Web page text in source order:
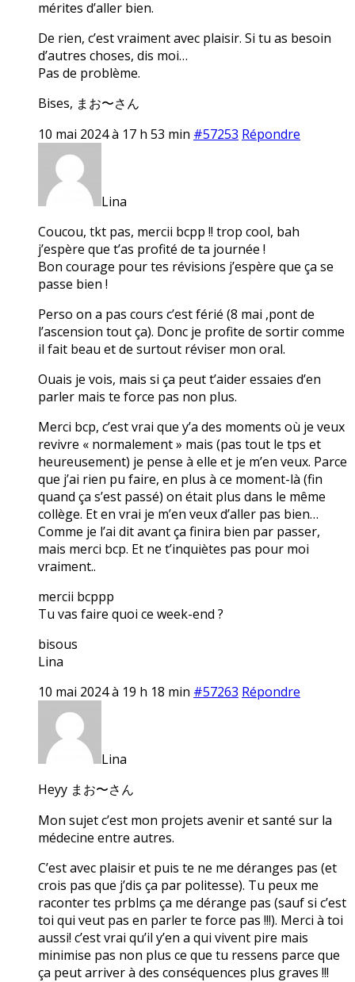
mérites d’aller bien.
De rien, c’est vraiment avec plaisir. Si tu as besoin
d’autres choses, dis moi…
Pas de problème.
Bises, まお〜さん
10 mai 2024 à 17 h 53 min #57253 Répondre
Lina
Coucou, tkt pas, mercii bcpp !! trop cool, bah
j’espère que t’as profité de ta journée !
Bon courage pour tes révisions j’espère que ça se
passe bien !
Perso on a pas cours c’est férié (8 mai ,pont de
l’ascension tout ça). Donc je profite de sortir comme
il fait beau et de surtout réviser mon oral.
Ouais je vois, mais si ça peut t’aider essaies d’en
parler mais te force pas non plus.
Merci bcp, c’est vrai que y’a des moments où je veux
revivre « normalement » mais (pas tout le tps et
heureusement) je pense à elle et je m’en veux. Parce
que j’ai rien pu faire, en plus à ce moment-là (fin
quand ça s’est passé) on était plus dans le même
collège. Et en vrai je m’en veux d’aller pas bien…
Comme je l’ai dit avant ça finira bien par passer,
mais merci bcp. Et ne t’inquiètes pas pour moi
vraiment..
mercii bcppp
Tu vas faire quoi ce week-end ?
bisous
Lina
10 mai 2024 à 19 h 18 min #57263 Répondre
Lina
Heyy まお〜さん
Mon sujet c’est mon projets avenir et santé sur la
médecine entre autres.
C’est avec plaisir et puis te ne me déranges pas (et
crois pas que j’dis ça par politesse). Tu peux me
raconter tes prblms ça me dérange pas (sauf si c’est
toi qui veut pas en parler te force pas !!!). Merci à toi
aussi! c’est vrai qu’il y’en a qui vivent pire mais
minimise pas non plus ce que tu ressens parce que
ça peut arriver à des conséquences plus graves !!!